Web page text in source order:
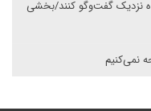
نزدیک گفت‌وگو کنند/بخشی
نمی‌کنیم